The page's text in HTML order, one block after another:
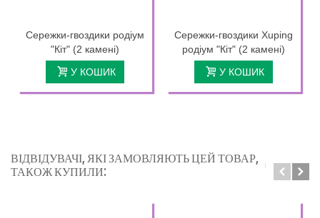
Сережки-гвоздики родіум
"Кіт" (2 камені)
У КОШИК
Сережки-гвоздики Xuping
родіум "Кіт" (2 камені)
У КОШИК
ВІДВІДУВАЧІ, ЯКІ ЗАМОВЛЯЮТЬ ЦЕЙ ТОВАР,
ТАКОЖ КУПИЛИ: